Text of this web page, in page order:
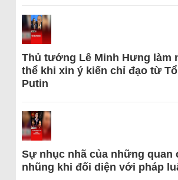
Thủ tướng Lê Minh Hưng làm
thể khi xin ý kiến chỉ đạo từ
Putin
Sự nhục nhã của những quan
nhũng khi đối diện với pháp